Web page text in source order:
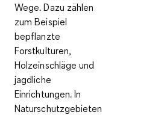
Wege. Dazu zählen
zum Beispiel
bepflanzte
Forstkulturen,
Holzeinschläge und
jagdliche
Einrichtungen. In
Naturschutzgebieten